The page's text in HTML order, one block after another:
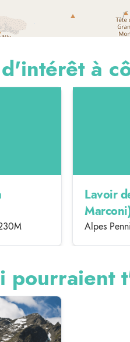
à
Lavoir
Alpes
pourraient